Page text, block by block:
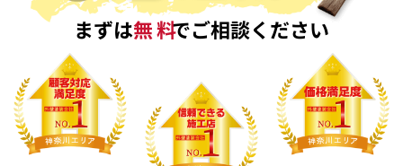
まずは無料でご相談ください